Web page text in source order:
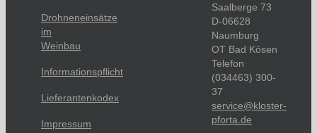
Drohneneinsätze
im
Weinbau
Informationspflicht
Lieferantenkodex
Impressum
Saalberge 73
D-06628
Naumburg
OT Bad Kösen
Telefon
(034463) 300-
37
service@kloster-
pforta.de